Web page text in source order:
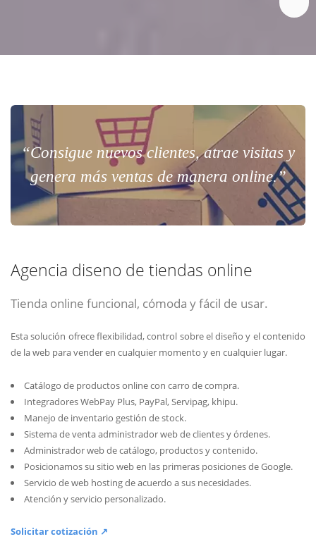
“Consigue nuevos clientes, atrae visitas y
genera más ventas de manera online.”
Agencia diseno de tiendas online
Tienda online funcional, cómoda y fácil de usar.
Esta solución ofrece flexibilidad, control sobre el diseño y el contenido
de la web para vender en cualquier momento y en cualquier lugar.
Catálogo de productos online con carro de compra.
Integradores WebPay Plus, PayPal, Servipag, khipu.
Manejo de inventario gestión de stock.
Sistema de venta administrador web de clientes y órdenes.
Administrador web de catálogo, productos y contenido.
Posicionamos su sitio web en las primeras posiciones de Google.
Servicio de web hosting de acuerdo a sus necesidades.
Atención y servicio personalizado.
Solicitar cotización ↗